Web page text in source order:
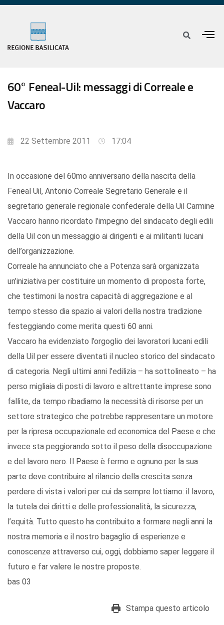
60° Feneal-Uil: messaggi di Correale e
Vaccaro
22 Settembre 2011 17:04
In occasione del 60mo anniversario della nascita della
Feneal Uil, Antonio Correale Segretario Generale e il
segretario generale regionale confederale della Uil Carmine
Vaccaro hanno ricordato l’impegno del sindacato degli edili
della Uil con un messaggio ai dirigenti e ai militanti lucani
dell’organizzazione.
Correale ha annunciato che a Potenza sarà organizzata
un’iniziativa per costituire un momento di proposta forte,
che testimoni la nostra capacità di aggregazione e al
tempo stesso dia spazio ai valori della nostra tradizione
festeggiando come merita questi 60 anni.
Vaccaro ha evidenziato l’orgoglio dei lavoratori lucani edili
della Uil per essere diventati il nucleo storico del sindacato
di categoria. Negli ultimi anni l’edilizia – ha sottolineato – ha
perso migliaia di posti di lavoro e altrettante imprese sono
fallite, da tempo ribadiamo la necessità di risorse per un
settore strategico che potrebbe rappresentare un motore
per la ripresa occupazionale ed economica del Paese e che
invece sta peggiorando sotto il peso della disoccupazione
e del lavoro nero. Il Paese è fermo e ognuno per la sua
parte deve contribuire al rilancio della crescita senza
perdere di vista i valori per cui da sempre lottiamo: il lavoro,
la tutela dei diritti e delle professionalità, la sicurezza,
l’equità. Tutto questo ha contribuito a formare negli anni la
nostra memoria e il nostro bagaglio di esperienze e
conoscenze attraverso cui, oggi, dobbiamo saper leggere il
futuro e far valere le nostre proposte.
bas 03
Stampa questo articolo